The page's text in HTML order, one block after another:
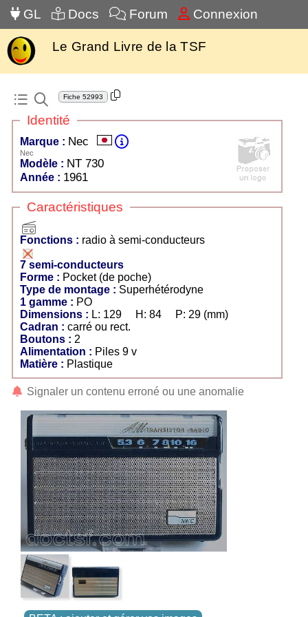
GL Docs Forum Connexion
Le Grand Livre de la TSF
Fiche 52993
Identité
Marque : Nec
Nec
Modèle : NT 730
Année : 1961
Caractéristiques
Fonctions : radio à semi-conducteurs
7 semi-conducteurs
Forme : Pocket (de poche)
Type de montage : Superhétérodyne
1 gamme : PO
Dimensions : L: 129 H: 84 P: 29 (mm)
Cadran : carré ou rect.
Boutons : 2
Alimentation :
Piles 9 v
Matière : Plastique
Signaler un contenu erroné ou une anomalie